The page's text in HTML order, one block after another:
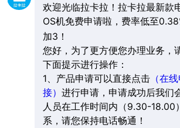
欢迎光临拉卡拉！拉卡拉最新款
OS机免费申请啦，费率低至
加3！
您好，为了更方便您办理业务，
下面提示进行操作：
1、产品申请可以直接点击（在
接） 进行申请，申请成功后我们
人员在工作时间内（9.30-18.00
系，请您保持电话畅通！